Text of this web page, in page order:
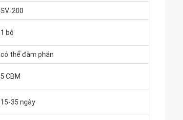
SV-200
1 bộ
có thể đàm phán
5 CBM
15-35 ngày